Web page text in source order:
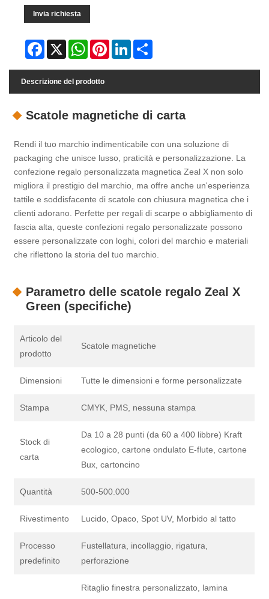
Invia richiesta
Facebook
X WhatsAppPinterestLinkedIn
Descrizione del prodotto
Scatole magnetiche di carta
Rendi il tuo marchio indimenticabile con una soluzione di
packaging che unisce lusso, praticità e personalizzazione. La
confezione regalo personalizzata magnetica Zeal X non solo
migliora il prestigio del marchio, ma offre anche un'esperienza
tattile e soddisfacente di scatole con chiusura magnetica che i
clienti adorano. Perfette per regali di scarpe o abbigliamento di
fascia alta, queste confezioni regalo personalizzate possono
essere personalizzate con loghi, colori del marchio e materiali
che riflettono la storia del tuo marchio.
Parametro delle scatole regalo Zeal X
Green (specifiche)
Articolo del
prodotto
Scatole magnetiche
Dimensioni Tutte le dimensioni e forme personalizzate
Stampa CMYK, PMS, nessuna stampa
Stock di
carta
Da 10 a 28 punti (da 60 a 400 libbre) Kraft
ecologico, cartone ondulato E-flute, cartone
Bux, cartoncino
Quantità 500-500.000
Rivestimento Lucido, Opaco, Spot UV, Morbido al tatto
Processo
predefinito
Fustellatura, incollaggio, rigatura,
perforazione
Ritaglio finestra personalizzato, lamina